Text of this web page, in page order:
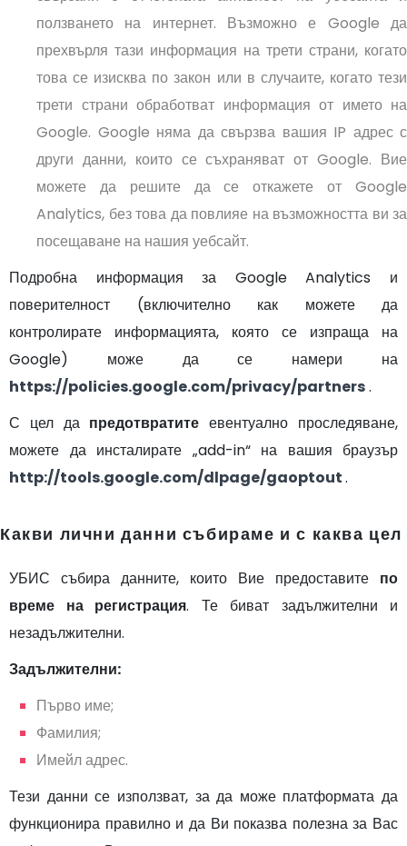
ползването на интернет. Възможно е Google да
прехвърля тази информация на трети страни, когато
това се изисква по закон или в случаите, когато тези
трети страни обработват информация от името на
Google. Google няма да свързва вашия IP адрес с
други данни, които се съхраняват от Google. Вие
можете да решите да се откажете от Google
Analytics, без това да повлияе на възможността ви за
посещаване на нашия уебсайт.
Подробна информация за Google Analytics и
поверителност (включително как можете да
контролирате информацията, която се изпраща на
Google) може да се намери на
https://policies.google.com/privacy/partners.
С цел да предотвратите евентуално проследяване,
можете да инсталирате „add-in“ на вашия браузър
http://tools.google.com/dlpage/gaoptout.
Какви лични данни събираме и с каква цел
УБИС събира данните, които Вие предоставите по
време на регистрация. Те биват задължителни и
незадължителни.
Задължителни:
Първо име;
Фамилия;
Имейл адрес.
Тези данни се използват, за да може платформата да
функционира правилно и да Ви показва полезна за Вас